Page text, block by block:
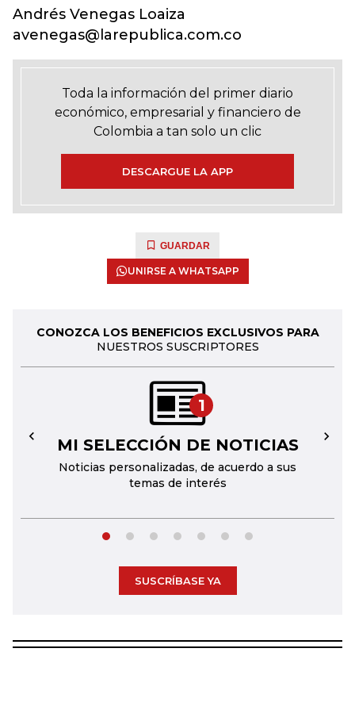
Andrés Venegas Loaiza
avenegas@larepublica.com.co
Toda la información del primer diario
económico, empresarial y financiero de
Colombia a tan solo un clic
DESCARGUE LA APP
GUARDAR
UNIRSE A WHATSAPP
CONOZCA LOS BENEFICIOS EXCLUSIVOS PARA
NUESTROS SUSCRIPTORES
1
MI SELECCIÓN DE NOTICIAS
Noticias personalizadas, de acuerdo a sus
temas de interés
← →
SUSCRÍBASE YA